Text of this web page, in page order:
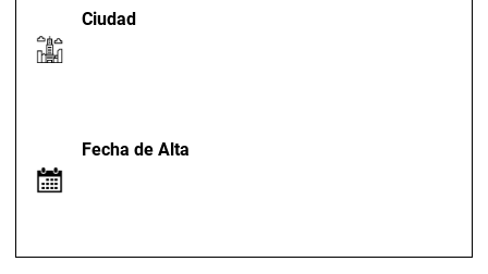
Ciudad
Fecha de Alta